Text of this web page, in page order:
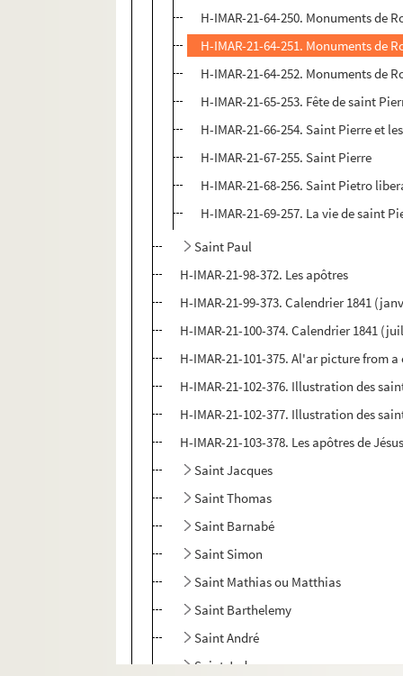
H-IMAR-21-64-250. Monuments de
H-IMAR-21-64-251. Monuments de
H-IMAR-21-64-252. Monuments de
H-IMAR-21-65-253. Fête de saint
H-IMAR-21-66-254. Saint Pierre et
H-IMAR-21-67-255. Saint Pierre
H-IMAR-21-68-256. Saint Pietro
H-IMAR-21-69-257. La vie de saint
Saint Paul
H-IMAR-21-98-372. Les apôtres
H-IMAR-21-99-373. Calendrier 1841
H-IMAR-21-100-374. Calendrier 1841
H-IMAR-21-101-375. Al'ar picture from
H-IMAR-21-102-376. Illustration des
H-IMAR-21-102-377. Illustration des
H-IMAR-21-103-378. Les apôtres de
Saint Jacques
Saint Thomas
Saint Barnabé
Saint Simon
Saint Mathias ou Matthias
Saint Barthelemy
Saint André
Saint Jude